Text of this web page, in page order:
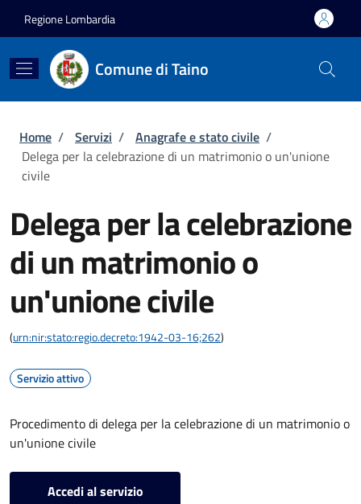
Regione Lombardia
Comune di Taino
Briciole di pane
Home / Servizi / Anagrafe e stato civile /
Delega per la celebrazione di un matrimonio o un'unione
civile
Delega per la celebrazione
di un matrimonio o
un'unione civile
(urn:nir:stato:regio.decreto:1942-03-16;262)
Servizio attivo
Procedimento di delega per la celebrazione di un matrimonio o
un'unione civile
Accedi al servizio